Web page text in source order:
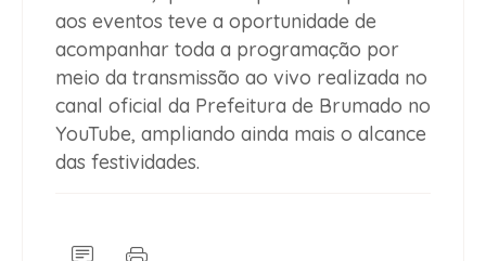
aos eventos teve a oportunidade de
acompanhar toda a programação por
meio da transmissão ao vivo realizada no
canal oficial da Prefeitura de Brumado no
YouTube, ampliando ainda mais o alcance
das festividades.